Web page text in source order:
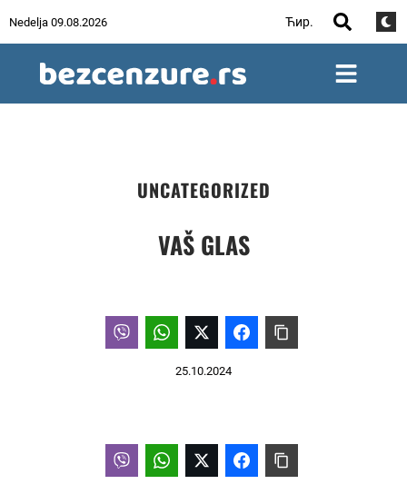
Nedelja 09.08.2026 Ћир.
UNCATEGORIZED
VAŠ GLAS
25.10.2024